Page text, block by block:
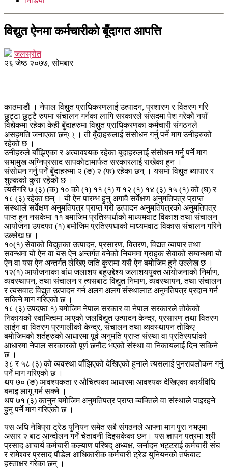
विद्युत ऐनमा कर्मचारीकाे बूँदागत आपत्ति
जलस्रोत
२६ जेष्ठ २०७७, सोमबार
काठमाडौं । नेपाल विद्युत प्राधिकरणलाई उत्पादन, प्रशारण र वितरण गरि
छुट्टा छुट्टै रुपमा संचालन गर्नका लागि सरकारले संसदमा पेश गरेकोे नयाँ
विद्येकमा रहेका केही बुँदाहरुमा विद्युत प्राधिकरणका कर्मचारी संगठनले
असहमति जनाएका छन्् । ती बुँदाहरुलाई संसोधन गर्नु पर्ने माग उनीहरुको
रहेको छ ।
उनीहरुले बाँझिएका र अत्यावश्यक रहेका बूदाहरुलाई संसोधन गर्नु पर्ने माग
सभामुख अग्निप्रसाद सापकोटामार्फत सरकारलाई राखेका हुन ।
संसोधन गर्नु पर्ने बुँदाहरुमा २ (ङ) २ (फ) रहेका छन् । यसमा विद्युत ब्यापार र
शुल्कको कुरा रहेको छ ।
त्यसैगरि ७ (३) (क) १० को (१) ११ (१) ग १२ (१) १४ (३) १५ (१) को (घ) र
१८ (३) रहेका छन् । यी ऐन पारम्भ हुनु अगावै सर्वेक्षण अनुमतिपत्र प्राप्त
संस्थाले सर्वेक्षण अनुमतिपत्र प्राप्त गरी उत्पादन अनुमतिपत्रको अनुमतिपत्र
पाप्त हुन नसकेमा ११ बमाजिम प्रतिस्पर्धाको माध्यमवाट विकाश तथा संचालन
आयोजना उपदफा (१) बमोजिम प्रतिस्पधाको माध्यमवाट विकास संचालन गरिने
उल्लेख छ ।
१०(१) सेवाको विद्युतका उत्पादन, प्रसारण, वितरण, विद्यत व्यापार तथा
सवन्धमा यो ऐन वा यस ऐन अन्तर्गत बनेको नियममा ग्राहक सेवाको सम्वन्धमा यो
ऐन वा यस ऐन अन्तर्गत लेखिए जति कुरामा यसै ऐन बमोजिम हुने उल्लेख छ ।
१२(१) आयोजनाका बांध जलाशय बहुउद्देश्य जलाशययुक्त आयोजनाको निर्माण,
व्यवस्थापन, तथा संचालन र त्यसबाट विद्युत निमाण, व्यवस्थापन, तथा संचालन
र त्यसवाट विद्युत उत्पादन गर्न अलग अलग संस्थालाट अनुमतिपत्र प्रदान गर्न
सकिने माग गरिएको छ ।
१८ (३) उपदफा १) बमोजिम नेपाल सरकार वा नेपाल सरकारले तोकेको
निकायको स्वामित्वमा आएको जलविद्युत उत्पादन केन्द्र, प्रसारण तथा वितरण
लाईन वा वितरण प्रणालीको केन्द्र, संचालन तथा व्यवस्थापन तोकिए
बमोजिमको शर्तहरुको आधारमा पूर्व अनुमति प्राप्त संस्था वा प्रतिस्पधांको
आधारमा नेपाल सरकारको पूर्ण छनौट भएको संस्था वा निकायलाई दिन सकिने
छ ।
३८ र ५८ (३) को व्यवस्था वाँझिएको देखिएको हुनाले त्यसलाई पुनरावलोकन गर्नु
पर्ने माग गरिएको छ ।
थप ७० (ङ) आवश्यकता र औचित्यका आधारमा आवश्यक देखिएका कार्यविधि
बनाइ लागू गर्न सक्ने ।
थप ७१ (३) कानुन बमोजिम अनुमतिपत्र प्राप्त व्यक्तिले वा संस्थाले पाइरहने
हुनु पर्ने माग गरिएकाे छ ।
यस अधि नेबिप्रा ट्रेड युनियन समेत सबै संगठनले आफ्ना माग पुरा नभएमा
असार २ बाट आन्दोलन गर्ने चेतावनी दिइसकेका छन। यस ज्ञापन पत्रमा श्री
प्रसाद आचार्य कर्मचारी कल्याण परिषद् अध्यक्ष, जर्नादन भट्टराई कर्मचारी संघ
र रामेश्वर प्रसाद पौडेल आधिकारीक कर्मचारी ट्रेड युनियनको तर्फबाट
हस्ताक्षर गरेका छन् ।